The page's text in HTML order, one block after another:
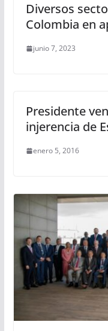
Diversos
Colombia en
junio 7, 2023
Presidente
injerencia de
enero 5, 2016